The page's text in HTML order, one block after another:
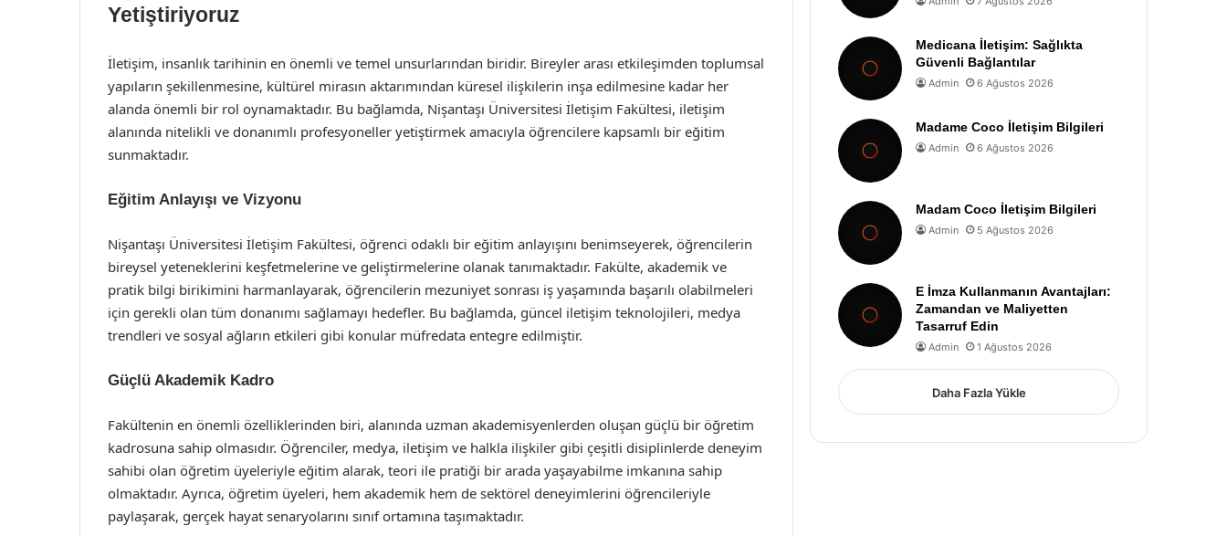
Yetiştiriyoruz
İletişim, insanlık tarihinin en önemli ve temel unsurlarından biridir. Bireyler arası etkileşimden toplumsal
yapıların şekillenmesine, kültürel mirasın aktarımından küresel ilişkilerin inşa edilmesine kadar her
alanda önemli bir rol oynamaktadır. Bu bağlamda, Nişantaşı Üniversitesi İletişim Fakültesi, iletişim
alanında nitelikli ve donanımlı profesyoneller yetiştirmek amacıyla öğrencilere kapsamlı bir eğitim
sunmaktadır.
Eğitim Anlayışı ve Vizyonu
Nişantaşı Üniversitesi İletişim Fakültesi, öğrenci odaklı bir eğitim anlayışını benimseyerek, öğrencilerin
bireysel yeteneklerini keşfetmelerine ve geliştirmelerine olanak tanımaktadır. Fakülte, akademik ve
pratik bilgi birikimini harmanlayarak, öğrencilerin mezuniyet sonrası iş yaşamında başarılı olabilmeleri
için gerekli olan tüm donanımı sağlamayı hedefler. Bu bağlamda, güncel iletişim teknolojileri, medya
trendleri ve sosyal ağların etkileri gibi konular müfredata entegre edilmiştir.
Güçlü Akademik Kadro
Fakültenin en önemli özelliklerinden biri, alanında uzman akademisyenlerden oluşan güçlü bir öğretim
kadrosuna sahip olmasıdır. Öğrenciler, medya, iletişim ve halkla ilişkiler gibi çeşitli disiplinlerde deneyim
sahibi olan öğretim üyeleriyle eğitim alarak, teori ile pratiği bir arada yaşayabilme imkanına sahip
olmaktadır. Ayrıca, öğretim üyeleri, hem akademik hem de sektörel deneyimlerini öğrencileriyle
paylaşarak, gerçek hayat senaryolarını sınıf ortamına taşımaktadır.
Medicana İletişim: Sağlıkta
Güvenli Bağlantılar
Admin 6 Ağustos 2026
Madame Coco İletişim Bilgileri
Admin 6 Ağustos 2026
Madam Coco İletişim Bilgileri
Admin 5 Ağustos 2026
E İmza Kullanmanın Avantajları:
Zamandan ve Maliyetten
Tasarruf Edin
Admin 1 Ağustos 2026
Daha Fazla Yükle